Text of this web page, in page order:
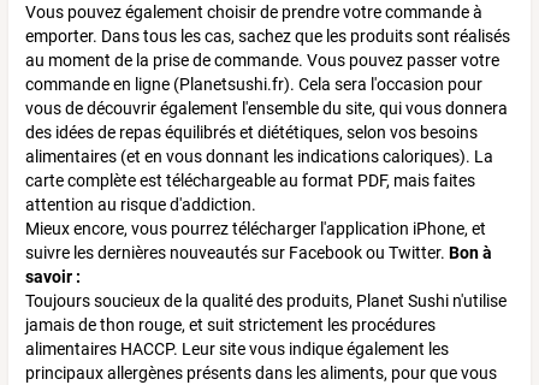
Vous pouvez également choisir de prendre votre commande à
emporter. Dans tous les cas, sachez que les produits sont réalisés
au moment de la prise de commande. Vous pouvez passer votre
commande en ligne (Planetsushi.fr). Cela sera l'occasion pour
vous de découvrir également l'ensemble du site, qui vous donnera
des idées de repas équilibrés et diététiques, selon vos besoins
alimentaires (et en vous donnant les indications caloriques). La
carte complète est téléchargeable au format PDF, mais faites
attention au risque d'addiction.
Mieux encore, vous pourrez télécharger l'application iPhone, et
suivre les dernières nouveautés sur Facebook ou Twitter. Bon à
savoir :
Toujours soucieux de la qualité des produits, Planet Sushi n'utilise
jamais de thon rouge, et suit strictement les procédures
alimentaires HACCP. Leur site vous indique également les
principaux allergènes présents dans les aliments, pour que vous